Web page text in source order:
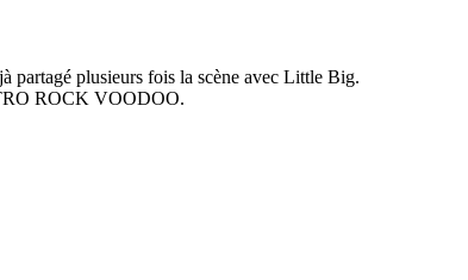
partagé plusieurs fois la scène avec Little Big.
ROCK VOODOO.